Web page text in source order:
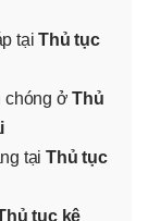
tạiThủ tục
chóng ởThủ
tại Thủ tục
tục kê